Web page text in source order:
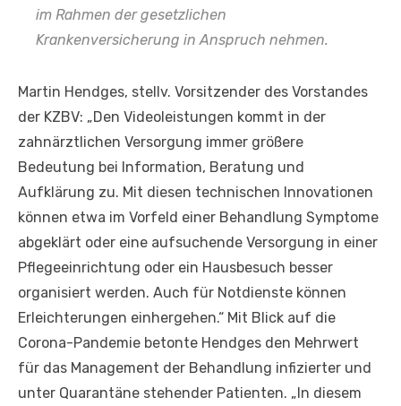
im Rahmen der gesetzlichen
Krankenversicherung in Anspruch nehmen.
Martin Hendges, stellv. Vorsitzender des Vorstandes
der KZBV: „Den Videoleistungen kommt in der
zahnärztlichen Versorgung immer größere
Bedeutung bei Information, Beratung und
Aufklärung zu. Mit diesen technischen Innovationen
können etwa im Vorfeld einer Behandlung Symptome
abgeklärt oder eine aufsuchende Versorgung in einer
Pflegeeinrichtung oder ein Hausbesuch besser
organisiert werden. Auch für Notdienste können
Erleichterungen einhergehen.“ Mit Blick auf die
Corona-Pandemie betonte Hendges den Mehrwert
für das Management der Behandlung infizierter und
unter Quarantäne stehender Patienten. „In diesem